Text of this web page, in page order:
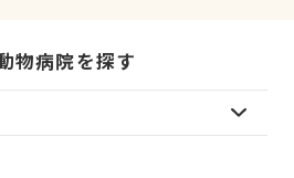
物病院を探す